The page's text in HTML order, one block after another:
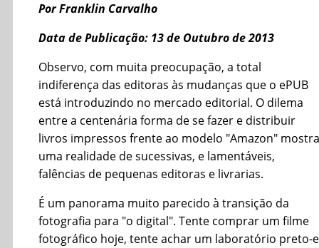
Por Franklin Carvalho
Data de Publicação: 13 de Outubro de 2013
Observo, com muita preocupação, a total
indiferença das editoras às mudanças que o ePUB
está introduzindo no mercado editorial. O dilema
entre a centenária forma de se fazer e distribuir
livros impressos frente ao modelo "Amazon" mostra
uma realidade de sucessivas, e lamentáveis,
falências de pequenas editoras e livrarias.
É um panorama muito parecido à transição da
fotografia para "o digital". Tente comprar um filme
fotográfico hoje, tente achar um laboratório preto-